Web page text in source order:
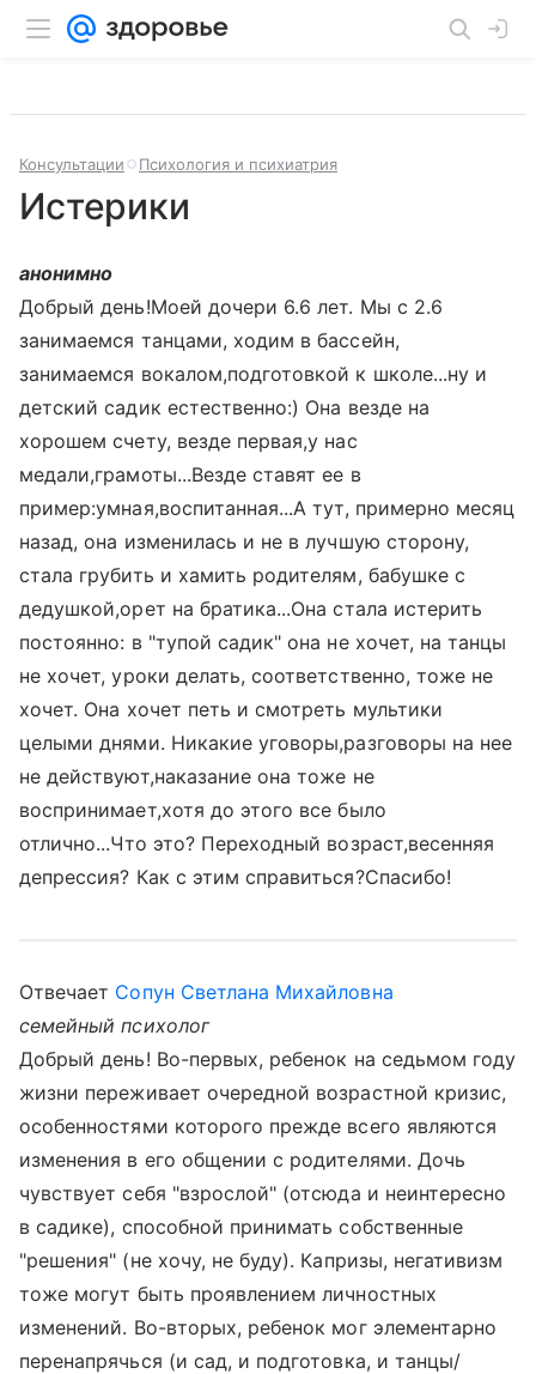
Консультации Психология и психиатрия
Истерики
анонимно
Добрый день!Моей дочери 6.6 лет. Мы с 2.6
занимаемся танцами, ходим в бассейн,
занимаемся вокалом,подготовкой к школе...ну и
детский садик естественно:) Она везде на
хорошем счету, везде первая,у нас
медали,грамоты...Везде ставят ее в
пример:умная,воспитанная...А тут, примерно месяц
назад, она изменилась и не в лучшую сторону,
стала грубить и хамить родителям, бабушке с
дедушкой,орет на братика...Она стала истерить
постоянно: в "тупой садик" она не хочет, на танцы
не хочет, уроки делать, соответственно, тоже не
хочет. Она хочет петь и смотреть мультики
целыми днями. Никакие уговоры,разговоры на нее
не действуют,наказание она тоже не
воспринимает,хотя до этого все было
отлично...Что это? Переходный возраст,весенняя
депрессия? Как с этим справиться?Спасибо!
Отвечает Сопун Светлана Михайловна
семейный психолог
Добрый день! Во-первых, ребенок на седьмом году
жизни переживает очередной возрастной кризис,
особенностями которого прежде всего являются
изменения в его общении с родителями. Дочь
чувствует себя "взрослой" (отсюда и неинтересно
в садике), способной принимать собственные
"решения" (не хочу, не буду). Капризы, негативизм
тоже могут быть проявлением личностных
изменений. Во-вторых, ребенок мог элементарно
перенапрячься (и сад, и подготовка, и танцы/